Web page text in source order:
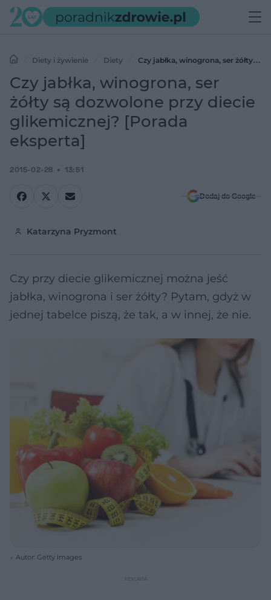
Diety i żywienie Diety
Czy jabłka, winogrona, ser żółty są
dozwolone przy diecie glikemicznej? [Porada eksperta]
Czy jabłka, winogrona, ser
żółty są dozwolone przy diecie
glikemicznej? [Porada
eksperta]
2015-02-28 13:51
Dodaj do Google
Katarzyna Pryzmont
Czy przy diecie glikemicznej można jeść
jabłka, winogrona i ser żółty? Pytam, gdyż w
jednej tabelce piszą, że tak, a w innej, że nie.
Autor: Getty Images